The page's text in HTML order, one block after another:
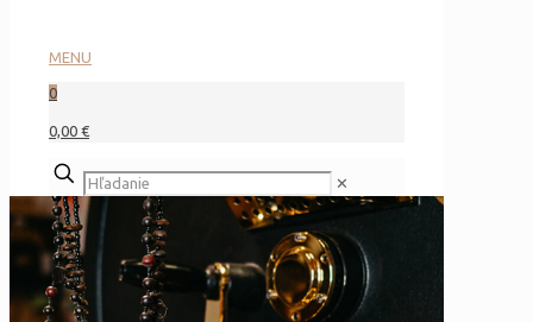
MENU
0
0,00 €
✕